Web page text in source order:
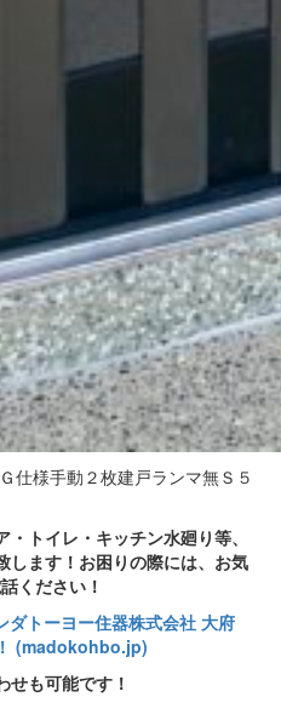
仕様手動２枚建戸ランマ無Ｓ５
トイレ・キッチン水廻り等、
します！お困りの際には、お気
ください！
ダトーヨー住器株式会社 大府
(madokohbo.jp)
せも可能です！